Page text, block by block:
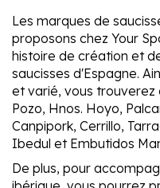
Les marques de
proposons chez Your
histoire de création et
saucisses d'Espagne.
et varié, vous trouverez
Pozo, Hnos. Hoyo,
Canpipork, Cerrillo,
Ibedul et Embutidos
De plus, pour